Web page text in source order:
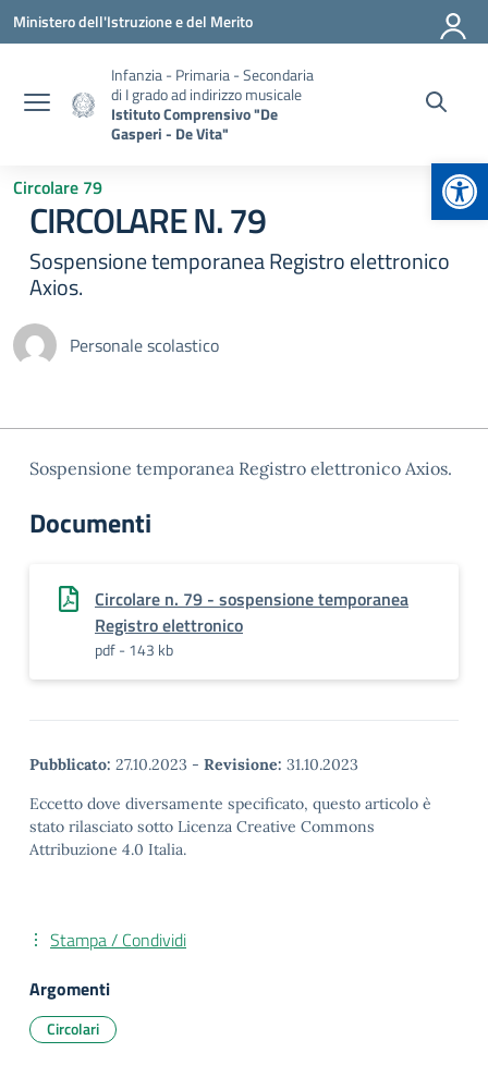
Vai ai contenuti
Vai al menu di navigazione
Vai al footer
Ministero dell'Istruzione e del Merito
Infanzia - Primaria - Secondaria
di I grado ad indirizzo musicale
Istituto Comprensivo "De
Gasperi - De Vita"
Circolare 79
CIRCOLARE N. 79
Sospensione temporanea Registro elettronico
Axios.
Personale scolastico
Sospensione temporanea Registro elettronico Axios.
Documenti
Circolare n. 79 - sospensione temporanea
Registro elettronico
pdf - 143 kb
Pubblicato: 27.10.2023 - Revisione: 31.10.2023
Eccetto dove diversamente specificato, questo articolo è
stato rilasciato sotto Licenza Creative Commons
Attribuzione 4.0 Italia.
Stampa / Condividi
Argomenti
Circolari